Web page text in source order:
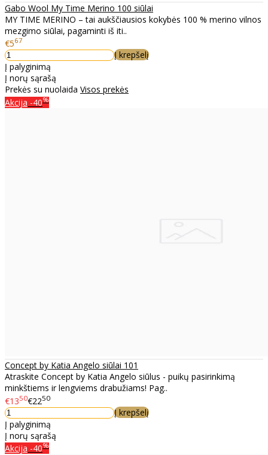
Gabo Wool My Time Merino 100 siūlai
MY TIME MERINO – tai aukščiausios kokybės 100 % merino vilnos
mezgimo siūlai, pagaminti iš iti..
€567
Į krepšelį
Į palyginimą
Į norų sąrašą
Prekės su nuolaida Visos prekės
Akcija -40%
Concept by Katia Angelo siūlai 101
Atraskite Concept by Katia Angelo siūlus - puikų pasirinkimą
minkštiems ir lengviems drabužiams! Pag..
€1350€2250
Į krepšelį
Į palyginimą
Į norų sąrašą
Akcija -40%